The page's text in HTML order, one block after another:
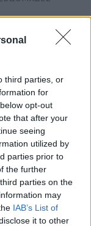
third parties, or
for
opt-out
that after your
seeing
utilized by
parties prior to
the further
parties on the
may
IAB’s List of
it to other
το
θα βγω ποτέ
στο
12 χρόνια»
ΕΠΑΜ
ΕΒΔΟΜΆΔΕΣ